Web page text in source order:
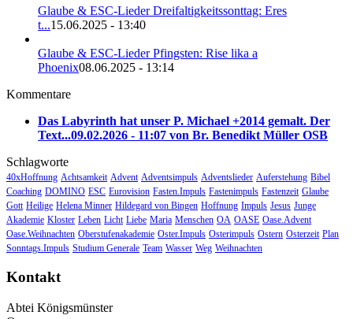
Glaube & ESC-Lieder Dreifaltigkeitssonttag: Eres
t...15.06.2025 - 13:40
Glaube & ESC-Lieder Pfingsten: Rise lika a
Phoenix08.06.2025 - 13:14
Kommentare
Das Labyrinth hat unser P. Michael +2014 gemalt. Der
Text...09.02.2026 - 11:07 von Br. Benedikt Müller OSB
Schlagworte
40xHoffnung Achtsamkeit Advent Adventsimpuls Adventslieder Auferstehung Bibel
Coaching DOMINO ESC Eurovision Fasten.Impuls Fastenimpuls Fastenzeit Glaube
Gott Heilige Helena Minner Hildegard von Bingen Hoffnung Impuls Jesus Junge
Akademie Kloster Leben Licht Liebe Maria Menschen OA OASE Oase.Advent
Oase.Weihnachten Oberstufenakademie Oster.Impuls Osterimpuls Ostern Osterzeit Plan
Sonntags.Impuls Studium Generale Team Wasser Weg Weihnachten
Kontakt
Abtei Königsmünster